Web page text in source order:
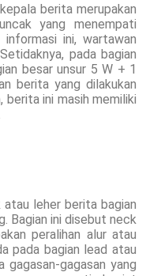
berita merupakan
yang menempati
ini, wartawan
pada bagian
besar unsur 5 W + 1
berita yang dilakukan
ini masih memiliki
leher berita bagian
Bagian ini disebut neck
peralihan alur atau
pada bagian lead atau
gagasan yang